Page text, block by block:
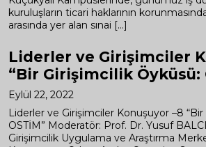
kuruluşların ticari haklarının
arasında yer alan sınai […]
Liderler ve Girişimciler
“Bir Girişimcilik Öyküsü:
Eylül 22, 2022
Liderler ve Girişimciler Konuşuyor –8
OSTİM” Moderatör: Prof. Dr. Yusuf
Girişimcilik Uygulama ve Araştırma